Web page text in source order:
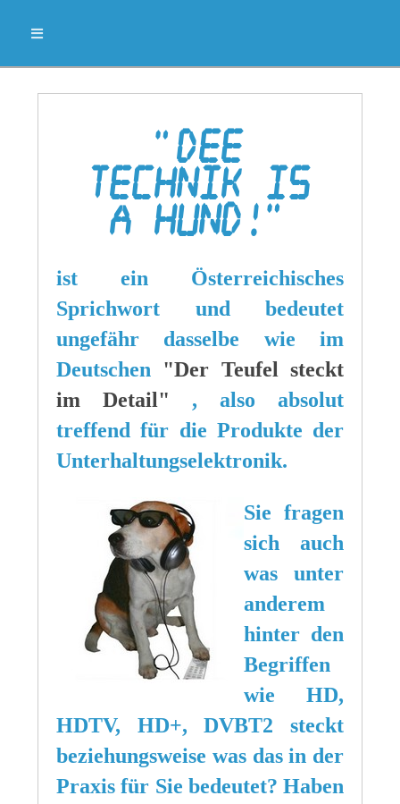
"Dee
Technik is
a Hund!"
ist ein Österreichisches
Sprichwort und bedeutet
ungefähr dasselbe wie im
Deutschen "Der Teufel steckt
im Detail" , also absolut
treffend für die Produkte der
Unterhaltungselektronik.
Sie fragen
sich auch
was unter
anderem
hinter den
Begriffen
wie HD,
HDTV, HD+, DVBT2 steckt
beziehungsweise was das in der
Praxis für Sie bedeutet? Haben